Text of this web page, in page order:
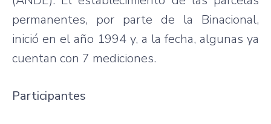
permanentes, por parte de la Binacional,
inició en el año 1994 y, a la fecha, algunas ya
cuentan con 7 mediciones.
Participantes